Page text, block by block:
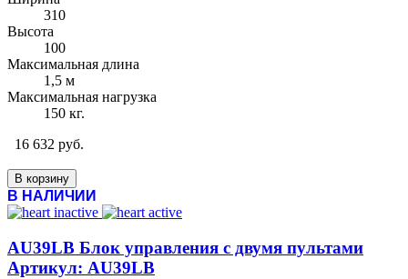
310
Высота
100
Максимальная длина
1,5 м
Максимальная нагрузка
150 кг.
16 632 руб.
В корзину
В НАЛИЧИИ
AU39LB Блок управления с двумя пультами
Артикул: AU39LB